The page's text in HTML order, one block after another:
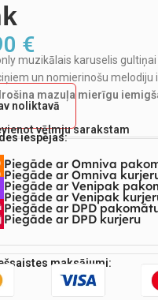
€
muzikālais karuselis
un nomierinošu melodiju
mazuļa mierīgu
noliktavā
vēlmju sarakstam
iespējas:
Piegāde ar Omniva
Piegāde ar Omniva
Piegāde ar Venipak
Piegāde ar Venipak
Piegāde ar DPD
Piegāde ar DPD kurjeru
maksājumi: